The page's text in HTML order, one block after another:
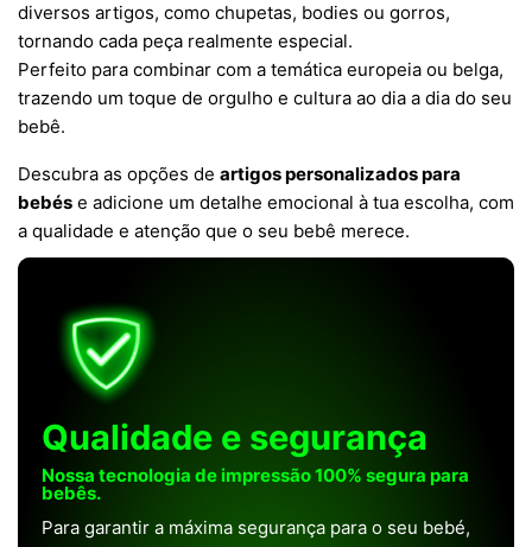
diversos artigos, como chupetas, bodies ou gorros,
tornando cada peça realmente especial.
Perfeito para combinar com a temática europeia ou belga,
trazendo um toque de orgulho e cultura ao dia a dia do seu
bebê.
Descubra as opções de artigos personalizados para
bebés e adicione um detalhe emocional à tua escolha, com
a qualidade e atenção que o seu bebê merece.
Qualidade e segurança
Nossa tecnologia de impressão 100% segura para
bebês.
Para garantir a máxima segurança para o seu bebé,